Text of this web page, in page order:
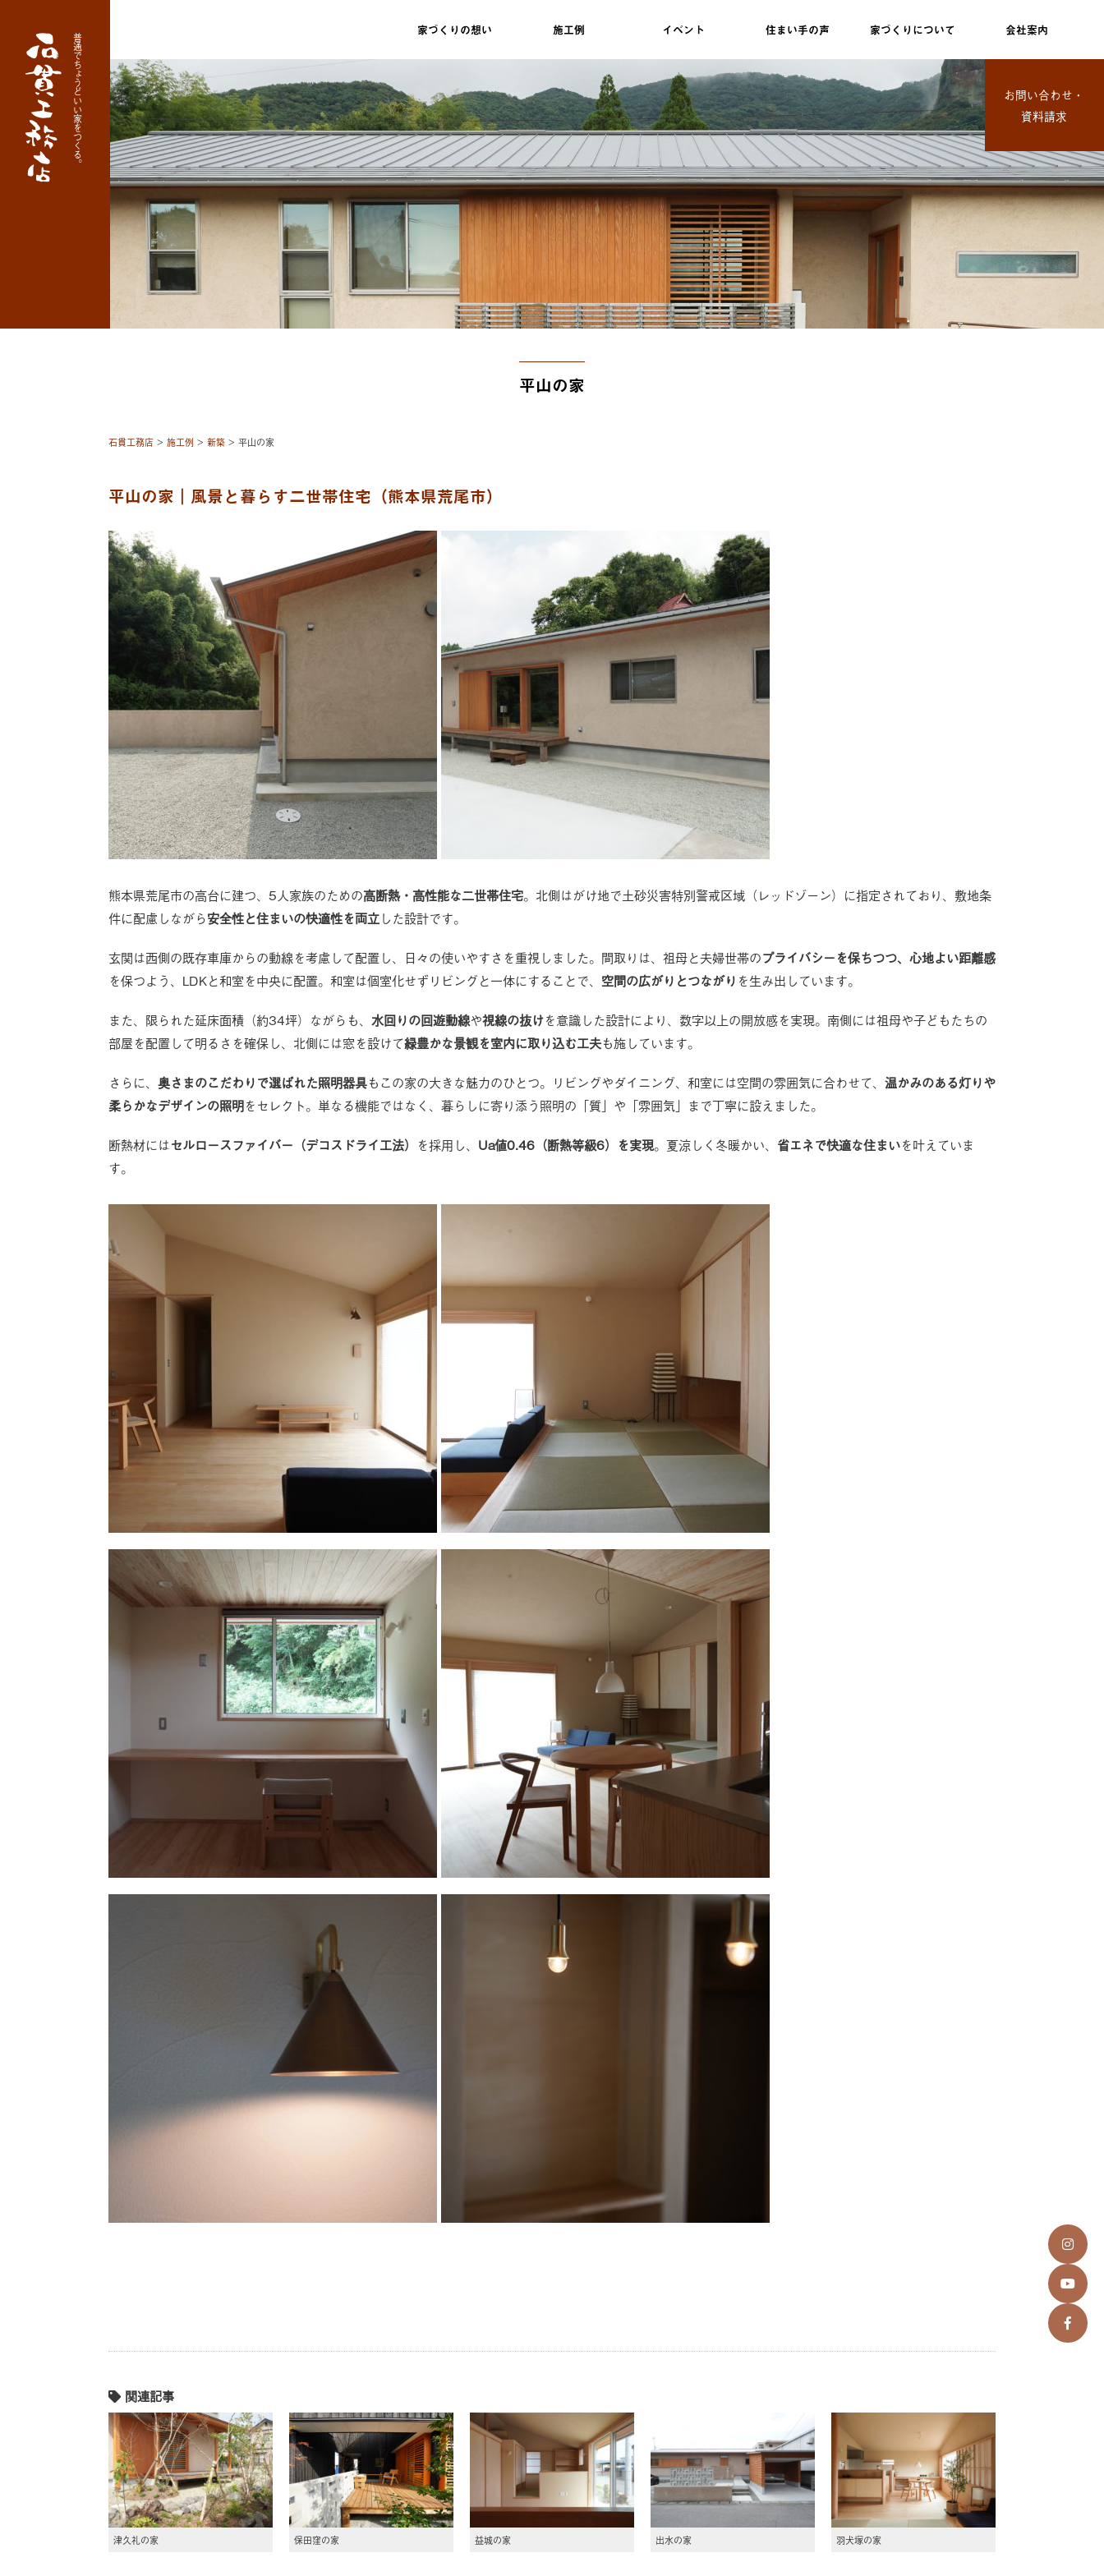
普通でちょうどいい家をつくる。
会社案内
家づくりについて
住まい手の声
イベント
施工例
家づくりの想い
お問い合わせ・
資料請求
平山の家
石貫工務店 > 施工例 > 新築 > 平山の家
平山の家｜風景と暮らす二世帯住宅（熊本県荒尾市）
熊本県荒尾市の高台に建つ、5人家族のための高断熱・高性能な二世帯住宅。北側はがけ地で土砂災害特別警戒区域（レッドゾーン）に指定されており、敷地条
件に配慮しながら安全性と住まいの快適性を両立した設計です。
玄関は西側の既存車庫からの動線を考慮して配置し、日々の使いやすさを重視しました。間取りは、祖母と夫婦世帯のプライバシーを保ちつつ、心地よい距離感
を保つよう、LDKと和室を中央に配置。和室は個室化せずリビングと一体にすることで、 空間の広がりとつながり を生み出しています。
また、限られた延床面積（約34坪）ながらも、 水回りの回遊動線や視線の抜けを意識した設計により、数字以上の開放感を実現。南側には祖母や子どもたちの
部屋を配置して明るさを確保し、北側には窓を設けて緑豊かな景観を室内に取り込む工夫も施しています。
さらに、 奥さまのこだわりで選ばれた照明器具もこの家の大きな魅力のひとつ。リビングやダイニング、和室には空間の雰囲気に合わせて、 温かみのある灯りや
柔らかなデザインの照明をセレクト。単なる機能ではなく、暮らしに寄り添う照明の「質」や「雰囲気」まで丁寧に設えました。
断熱材にはセルロースファイバー（デコスドライ工法） を採用し、 Ua値0.46（断熱等級6）を実現。夏涼しく冬暖かい、 省エネで快適な住まいを叶えていま
す。
関連記事
津久礼の家 保田窪の家 益城の家 出水の家 羽犬塚の家